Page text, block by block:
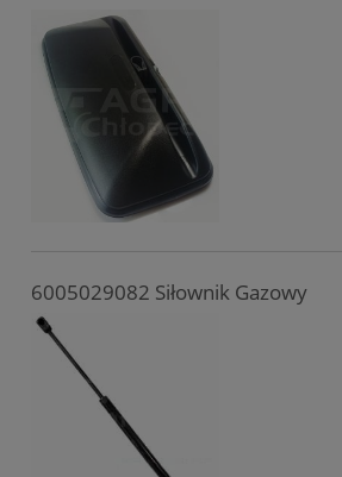
6005029082 Siłownik Gazowy